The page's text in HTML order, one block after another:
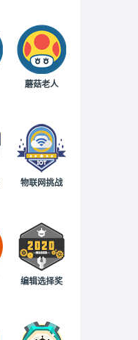
蘑菇老人
物联网挑战
编辑选择奖